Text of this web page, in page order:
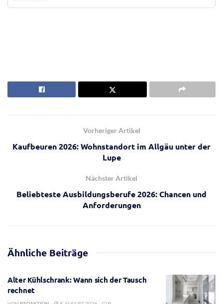
Vorheriger Artikel
Kaufbeuren 2026: Wohnstandort im Allgäu unter der
Lupe
Nächster Artikel
Beliebteste Ausbildungsberufe 2026: Chancen und
Anforderungen
Ähnliche Beiträge
Alter Kühlschrank: Wann sich der Tausch
rechnet